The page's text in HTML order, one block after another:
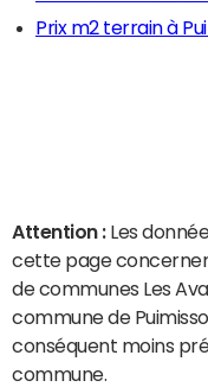
Prix m2 terrain à
Attention : Les
cette page
de communes Les
commune de
conséquent moins
commune.